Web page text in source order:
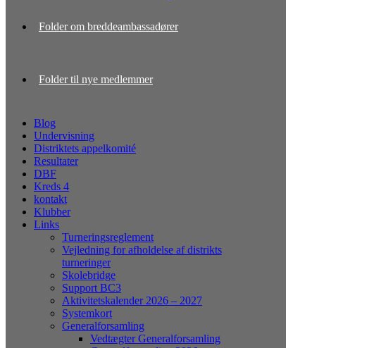
Folder om breddeambassadører
Folder til nye medlemmer
Blog
Undervisning
Distriktets appelkomité
Resultater
DBF
Kreds 4
kontakt
Klubber
Links
Turneringsreglement
Vejledning for afholdelse af distrikts
turneringer
Skolebridge
Support BC3
Aktivitetskalender 2026 – 2027
Systemkort
Generalforsamling
Vedtægter Generalforsamling